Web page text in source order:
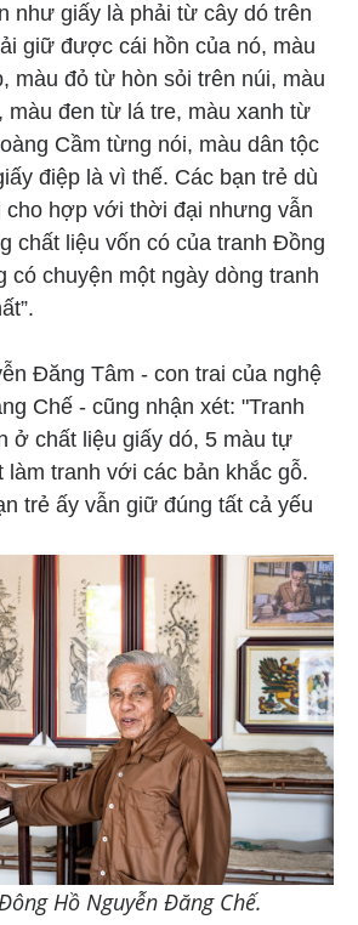
như giấy là phải từ cây dó trên
giữ được cái hồn của nó, màu
màu đỏ từ hòn sỏi trên núi, màu
màu đen từ lá tre, màu xanh từ
Cầm từng nói, màu dân tộc
điệp là vì thế. Các bạn trẻ dù
cho hợp với thời đại nhưng vẫn
chất liệu vốn có của tranh Đồng
có chuyện một ngày dòng tranh
Đăng Tâm - con trai của nghệ
Chế - cũng nhận xét: "Tranh
ở chất liệu giấy dó, 5 màu tự
làm tranh với các bản khắc gỗ.
trẻ ấy vẫn giữ đúng tất cả yếu
Hồ Nguyễn Đăng Chế.